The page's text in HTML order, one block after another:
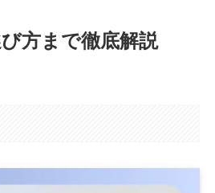
方まで徹底解説